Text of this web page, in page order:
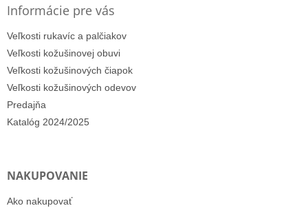
Informácie pre vás
Veľkosti rukavíc a palčiakov
Veľkosti kožušinovej obuvi
Veľkosti kožušinových čiapok
Veľkosti kožušinových odevov
Predajňa
Katalóg 2024/2025
NAKUPOVANIE
Ako nakupovať